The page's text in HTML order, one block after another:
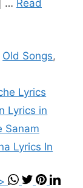
… Read
Old Songs,
Lyrics
Lyrics in
Sanam
Lyrics In